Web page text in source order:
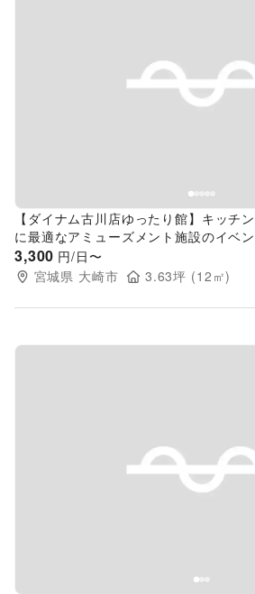
Previous slide
【ダイナム古川店ゆったり館】キッチ
に最適なアミューズメント施設のイベ
3,300 円/日〜
宮城県 大崎市 3.63坪 (12 ㎡)
Previous slide